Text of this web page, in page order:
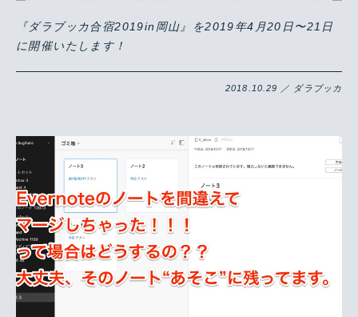
『ダラブッカ合宿2019in岡山』を2019年4月20日〜21日
に開催いたします！
2018.10.29 ／ ダラブッカ